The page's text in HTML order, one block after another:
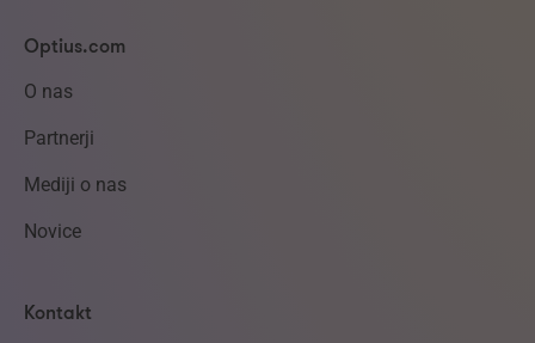
Optius.com
O nas
Partnerji
Mediji o nas
Novice
Kontakt